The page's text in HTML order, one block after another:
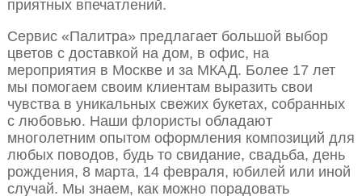
приятных впечатлений.
Сервис «Палитра» предлагает большой выбор
цветов с доставкой на дом, в офис, на
мероприятия в Москве и за МКАД. Более 17 лет
мы помогаем своим клиентам выразить свои
чувства в уникальных свежих букетах, собранных
с любовью. Наши флористы обладают
многолетним опытом оформления композиций для
любых поводов, будь то свидание, свадьба, день
рождения, 8 марта, 14 февраля, юбилей или иной
случай. Мы знаем, как можно порадовать